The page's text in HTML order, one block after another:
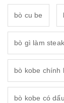
bò cu be
bò gì làm
bò kobe chính
bò kobe có